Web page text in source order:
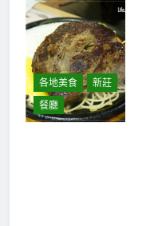
各地美食
新莊
餐廳